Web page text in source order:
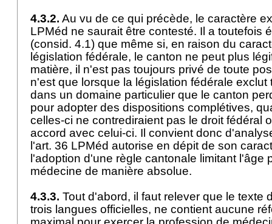
4.3.2. Au vu de ce qui précède, le caractère
LPMéd ne saurait être contesté. Il a toutefois
(consid. 4.1) que même si, en raison du
législation fédérale, le canton ne peut plus
matière, il n'est pas toujours privé de toute
n'est que lorsque la législation fédérale exclut
dans un domaine particulier que le canton
pour adopter des dispositions complétives,
celles-ci ne contrediraient pas le droit fédéral
accord avec celui-ci. Il convient donc
l'art. 36 LPMéd autorise en dépit de son
l'adoption d'une règle cantonale limitant l'âge
médecine de manière absolue.
4.3.3. Tout d'abord, il faut relever que le texte
trois langues officielles, ne contient aucune